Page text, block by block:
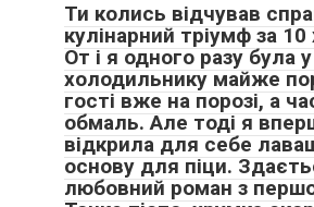
Ти колись відчував
кулінарний тріумф за
От і я одного разу була у
холодильнику майже
гості вже на порозі, а
обмаль. Але тоді я
відкрила для себе
основу для піци.
любовний роман з